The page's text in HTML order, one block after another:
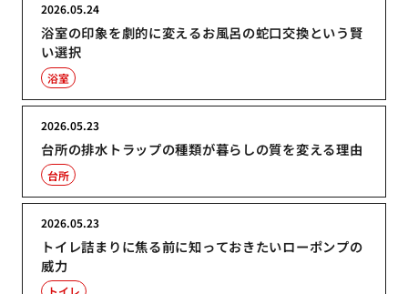
浴室の印象を劇的に変えるお風呂の蛇口交換という賢
い選択
2026.05.24
浴室
台所の排水トラップの種類が暮らしの質を変える理由
2026.05.23
台所
トイレ詰まりに焦る前に知っておきたいローポンプの
威力
2026.05.23